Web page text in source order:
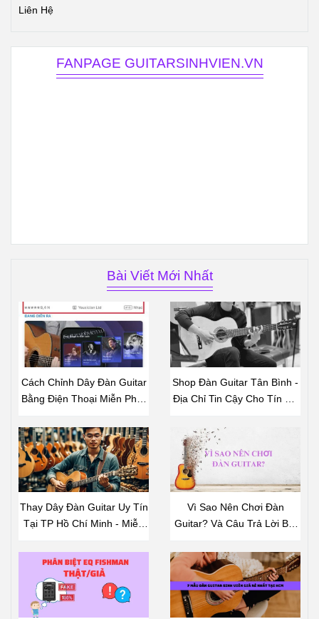
Liên Hệ
FANPAGE GUITARSINHVIEN.VN
Bài Viết Mới Nhất
Cách Chỉnh Dây Đàn Guitar
Bằng Điện Thoại Miễn Phí -
Shop Đàn Guitar Tân Bình -
Địa Chỉ Tin Cậy Cho Tín Đồ
Thay Dây Đàn Guitar Uy Tín
Tại TP Hồ Chí Minh - Miễn
Dây Đàn Tại Shop
Vì Sao Nên Chơi Đàn
Guitar? Và Câu Trả Lời Bất